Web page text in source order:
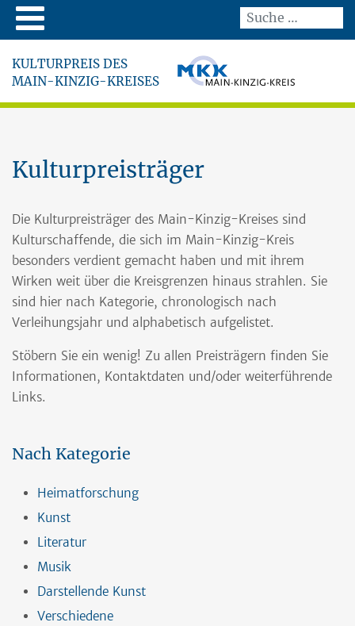
KULTURPREIS DES
MAIN-KINZIG-KREISES
Kulturpreisträger
Die Kulturpreisträger des Main-Kinzig-Kreises sind
Kulturschaffende, die sich im Main-Kinzig-Kreis
besonders verdient gemacht haben und mit ihrem
Wirken weit über die Kreisgrenzen hinaus strahlen. Sie
sind hier nach Kategorie, chronologisch nach
Verleihungsjahr und alphabetisch aufgelistet.
Stöbern Sie ein wenig! Zu allen Preisträgern finden Sie
Informationen, Kontaktdaten und/oder weiterführende
Links.
Nach Kategorie
Heimatforschung
Kunst
Literatur
Musik
Darstellende Kunst
Verschiedene